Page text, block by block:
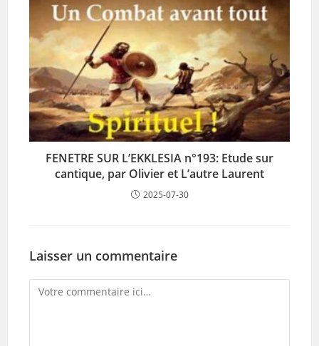
FENETRE SUR L’EKKLESIA n°193: Etude sur
cantique, par Olivier et L’autre Laurent
2025-07-30
Laisser un commentaire
Comment